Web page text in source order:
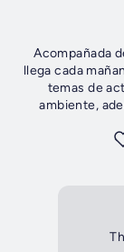
Acompañada
llega cada
temas de
ambiente,